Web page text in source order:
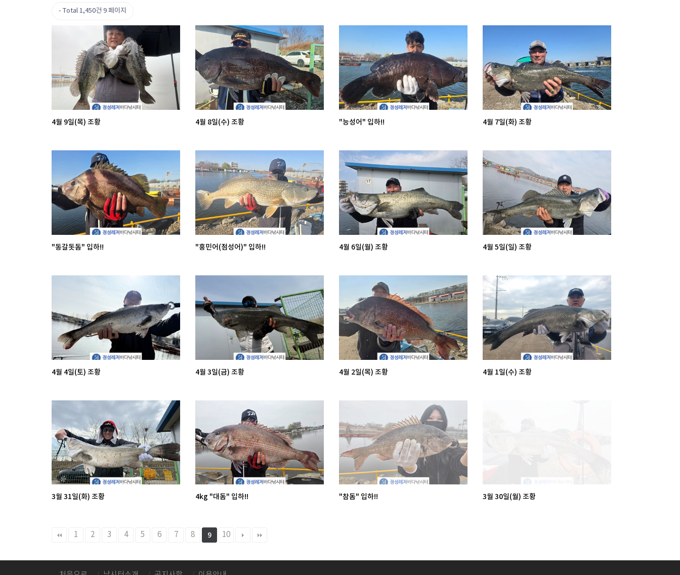
Total 1,450건 9 페이지
4월 9일(목) 조황 4월 8일(수) 조황 "능성어" 입하!! 4월 7일(화) 조황
"동갈돗돔" 입하!! "홍민어(점성어)" 입하!! 4월 6일(월) 조황 4월 5일(일) 조황
4월 4일(토) 조황 4월 3일(금) 조황 4월 2일(목) 조황 4월 1일(수) 조황
3월 31일(화) 조황 4kg "대돔" 입하!! "참돔" 입하!! 3월 30일(월) 조황
1 2 3 4 5 6 7 8 9 10